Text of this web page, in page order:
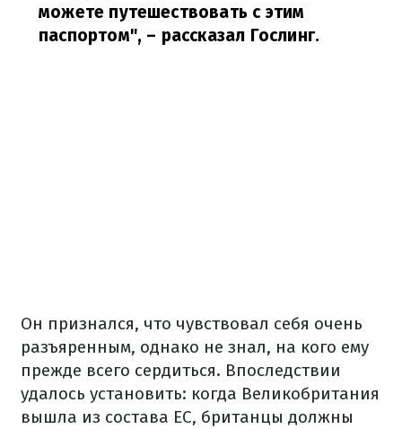
можете путешествовать с этим
паспортом", – рассказал Гослинг.
Он признался, что чувствовал себя очень
разъяренным, однако не знал, на кого ему
прежде всего сердиться. Впоследствии
удалось установить: когда Великобритания
вышла из состава ЕС, британцы должны